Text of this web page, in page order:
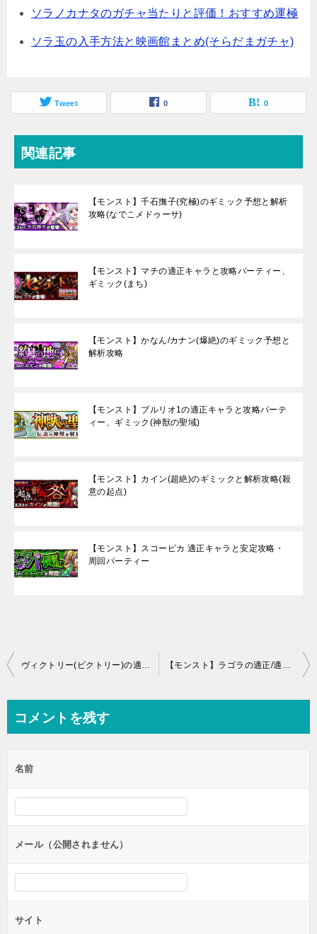
ソラノカナタのガチャ当たりと評価！おすすめ運極
ソラ玉の入手方法と映画館まとめ(そらだまガチャ)
Tweet 0 0
関連記事
【モンスト】千石撫子(究極)のギミック予想と解析
攻略(なでこメドゥーサ)
【モンスト】マチの適正キャラと攻略パーティー、
ギミック(まち)
【モンスト】かなん/カナン(爆絶)のギミック予想と
解析攻略
【モンスト】ブルリオ1の適正キャラと攻略パーテ
ィー、ギミック(神獣の聖域)
【モンスト】カイン(超絶)のギミックと解析攻略(殺
意の起点)
【モンスト】スコーピカ 適正キャラと安定攻略・
周回パーティー
投
ビ
ー
シ
ン
ヴィクトリー(ビクトリー)の適正キャラと攻略パーティー、ギミック 【モンスト】ラゴラの適正/適性キャラと攻略パーティー、ギミック
コメントを残す
名前
メール（公開されません）
サイト